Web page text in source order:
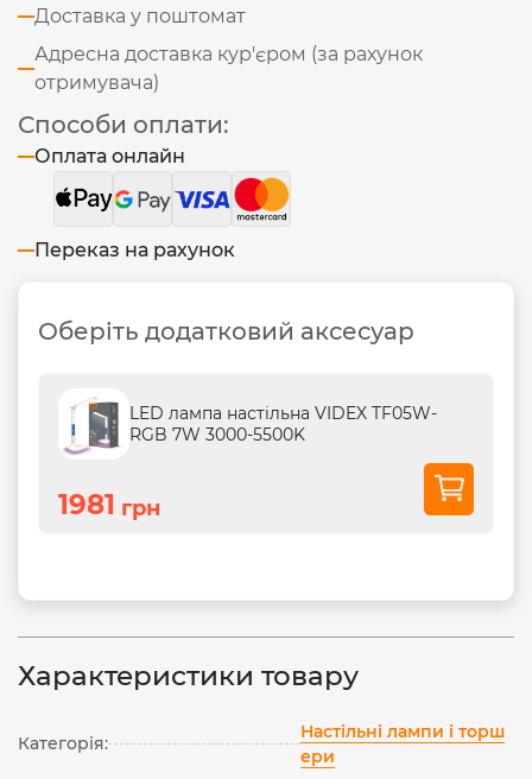
Доставка у поштомат
Адресна доставка кур'єром (за рахунок
отримувача)
Способи оплати:
Оплата онлайн
Переказ на рахунок
Оберіть додатковий аксесуар
LED лампа настiльна VIDEX TF05W-
RGB 7W 3000-5500K
1981 грн
Характеристики товару
Категорія:
Настільні лампи і торш
ери